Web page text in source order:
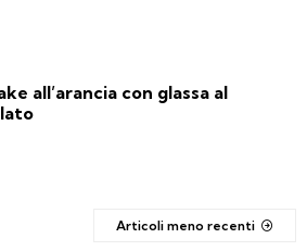
all’arancia con glassa al
Articoli meno recenti